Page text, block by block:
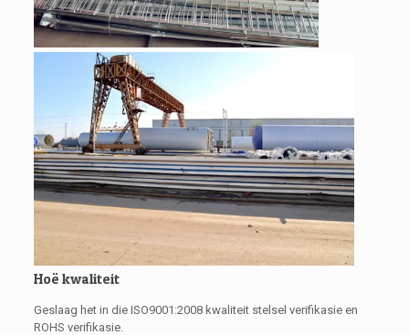
Hoë kwaliteit
Geslaag het in die ISO9001:2008 kwaliteit stelsel verifikasie en
ROHS verifikasie.